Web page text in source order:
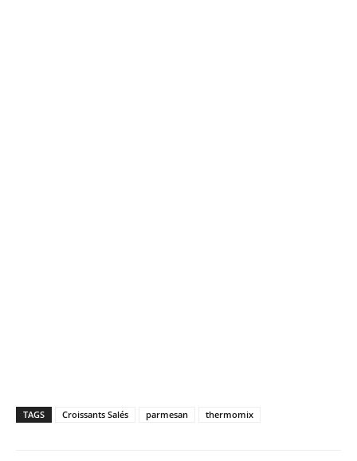
TAGS Croissants Salés parmesan thermomix